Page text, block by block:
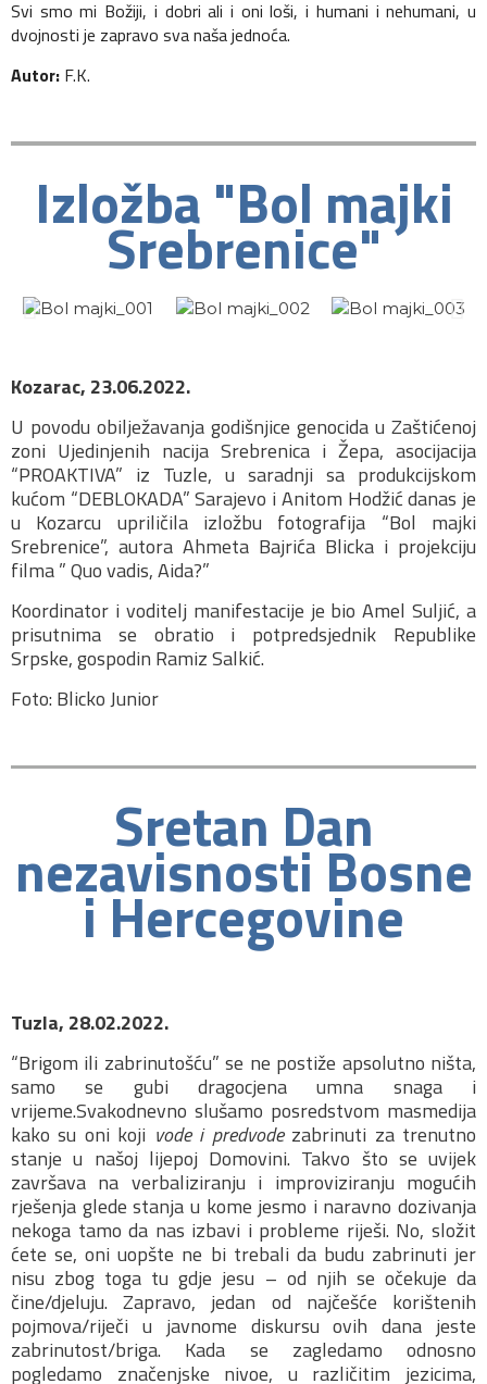
Svi smo mi Božiji, i dobri ali i oni loši, i humani i nehumani, u
dvojnosti je zapravo sva naša jednoća.
Autor: F.K.
Izložba "Bol majki
Srebrenice"
Kozarac, 23.06.2022.
U povodu obilježavanja godišnjice genocida u Zaštićenoj
zoni Ujedinjenih nacija Srebrenica i Žepa, asocijacija
“PROAKTIVA” iz Tuzle, u saradnji sa produkcijskom
kućom “DEBLOKADA” Sarajevo i Anitom Hodžić danas je
u Kozarcu upriličila izložbu fotografija “Bol majki
Srebrenice”, autora Ahmeta Bajrića Blicka i projekciju
filma ” Quo vadis, Aida?”
Koordinator i voditelj manifestacije je bio Amel Suljić, a
prisutnima se obratio i potpredsjednik Republike
Srpske, gospodin Ramiz Salkić.
Foto: Blicko Junior
Sretan Dan
nezavisnosti Bosne
i Hercegovine
Tuzla, 28.02.2022.
“Brigom ili zabrinutošću” se ne postiže apsolutno ništa,
samo se gubi dragocjena umna snaga i
vrijeme.Svakodnevno slušamo posredstvom masmedija
kako su oni koji vode i predvodezabrinuti za trenutno
stanje u našoj lijepoj Domovini. Takvo što se uvijek
završava na verbaliziranju i improviziranju mogućih
rješenja glede stanja u kome jesmo i naravno dozivanja
nekoga tamo da nas izbavi i probleme riješi. No, složit
ćete se, oni uopšte ne bi trebali da budu zabrinuti jer
nisu zbog toga tu gdje jesu – od njih se očekuje da
čine/djeluju. Zapravo, jedan od najčešće korištenih
pojmova/riječi u javnome diskursu ovih dana jeste
zabrinutost/briga. Kada se zagledamo odnosno
pogledamo značenjske nivoe, u različitim jezicima,